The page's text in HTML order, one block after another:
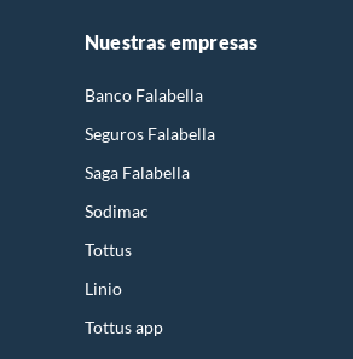
Nuestras empresas
Banco Falabella
Seguros Falabella
Saga Falabella
Sodimac
Tottus
Linio
Tottus app